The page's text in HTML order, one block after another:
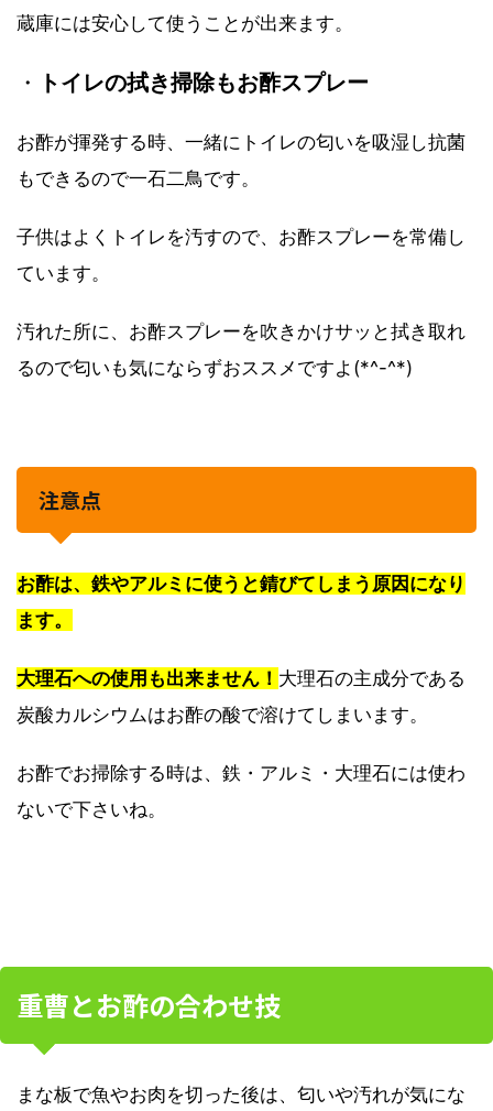
蔵庫には安心して使うことが出来ます。
・ トイレの拭き掃除もお酢スプレー
お酢が揮発する時、一緒にトイレの匂いを吸湿し抗菌
もできるので一石二鳥です。
子供はよくトイレを汚すので、お酢スプレーを常備し
ています。
汚れた所に、お酢スプレーを吹きかけサッと拭き取れ
るので匂いも気にならずおススメですよ(*^-^*)
注意点
お酢は、鉄やアルミに使うと錆びてしまう原因になり
ます。
大理石への使用も出来ません！ 大理石の主成分である
炭酸カルシウムはお酢の酸で溶けてしまいます。
お酢でお掃除する時は、鉄・アルミ・大理石には使わ
ないで下さいね。
重曹とお酢の合わせ技
まな板で魚やお肉を切った後は、匂いや汚れが気にな